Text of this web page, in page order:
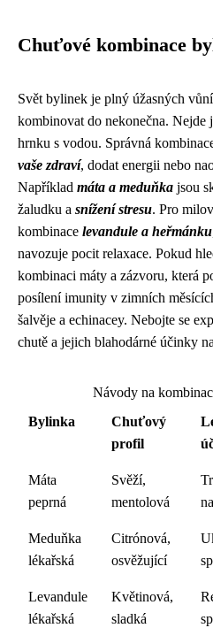
Chuťové kombinace
Svět bylinek je plný úžasných
kombinovat do nekonečna. Nejde
hrnku s vodou. Správná
vaše zdraví, dodat energii nebo
Například máta a meduňka jsou
žaludku a snížení stresu. Pro
kombinace levandule a heřmánku
navozuje pocit relaxace. Pokud
kombinaci máty a zázvoru, která
posílení imunity v zimních
šalvěje a echinacey. Nebojte se
chutě a jejich blahodárné účinky
Návody na
Bylinka
Chuťový
profil
Máta
peprná
Svěží,
mentolová
Meduňka
lékařská
Citrónová,
osvěžující
Levandule
lékařská
Květinová,
sladká